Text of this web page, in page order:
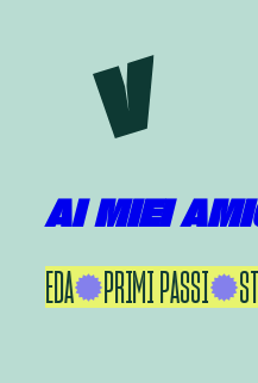
contenuto
AI MIEI
IKEDA PRIMI PASSI